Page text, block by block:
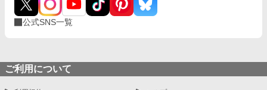
公式SNS一覧
ご利用について